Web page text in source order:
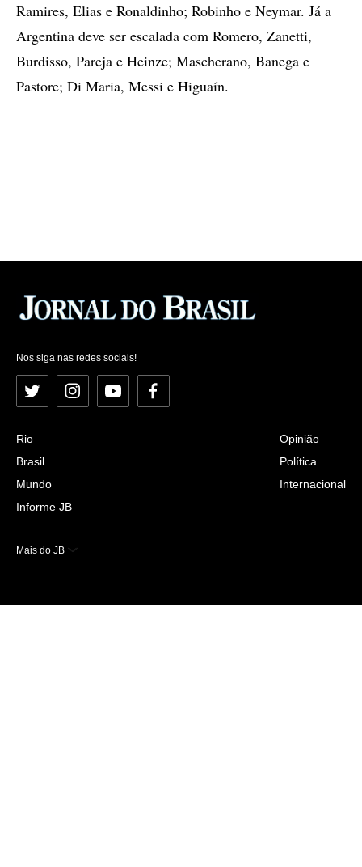
Ramires, Elias e Ronaldinho; Robinho e Neymar. Já a
Argentina deve ser escalada com Romero, Zanetti,
Burdisso, Pareja e Heinze; Mascherano, Banega e
Pastore; Di Maria, Messi e Higuaín.
Nos siga nas redes sociais!
Twitter InstagramYouTubeFacebook
Rio
Brasil
Mundo
Informe JB
Opinião
Política
Internacional
Mais do JB
Esportes